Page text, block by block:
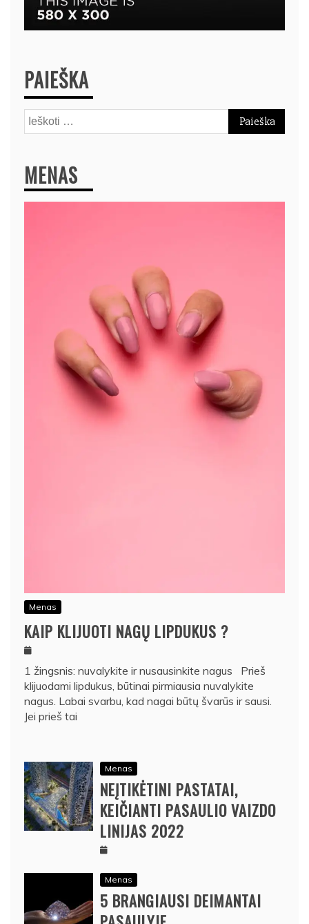
PAIEŠKA
Ieškoti:
MENAS
Menas
KAIP KLIJUOTI NAGŲ LIPDUKUS ?
1 žingsnis: nuvalykite ir nusausinkite nagus Prieš
klijuodami lipdukus, būtinai pirmiausia nuvalykite
nagus. Labai svarbu, kad nagai būtų švarūs ir sausi.
Jei prieš tai
Menas
NEĮTIKĖTINI PASTATAI,
KEIČIANTI PASAULIO VAIZDO
LINIJAS 2022
Menas
5 BRANGIAUSI DEIMANTAI